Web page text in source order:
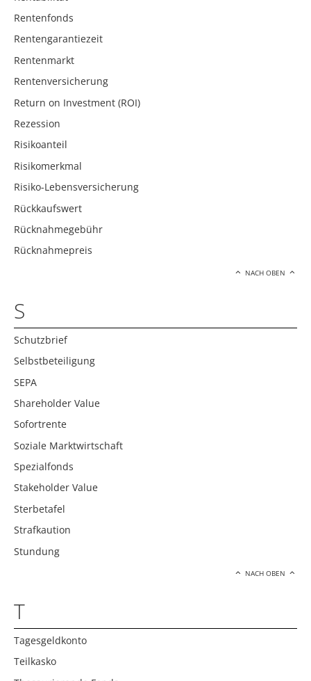
Rentenfonds
Rentengarantiezeit
Rentenmarkt
Rentenversicherung
Return on Investment (ROI)
Rezession
Risikoanteil
Risikomerkmal
Risiko-Lebensversicherung
Rückkaufswert
Rücknahmegebühr
Rücknahmepreis
NACH OBEN
S
Schutzbrief
Selbstbeteiligung
SEPA
Shareholder Value
Sofortrente
Soziale Marktwirtschaft
Spezialfonds
Stakeholder Value
Sterbetafel
Strafkaution
Stundung
NACH OBEN
T
Tagesgeldkonto
Teilkasko